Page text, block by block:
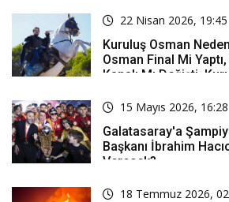
22 Nisan 2026, 19:45
Kuruluş Osman
Osman Final Mi
Kanalı Mı Değişti,
15 Mayıs 2026, 16:28
Galatasaray'a
Başkanı İbrahim
Verecek?
18 Temmuz 2026,